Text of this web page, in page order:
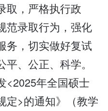
取，严格执行政
范录取行为，强化
务，切实做好复试
、公正、科学。
<2025年全国硕士
定>的通知》（教学